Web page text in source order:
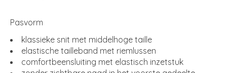
Pasvorm
klassieke snit met middelhoge taille
elastische tailleband met riemlussen
comfortbeensluiting met elastisch inzetstuk